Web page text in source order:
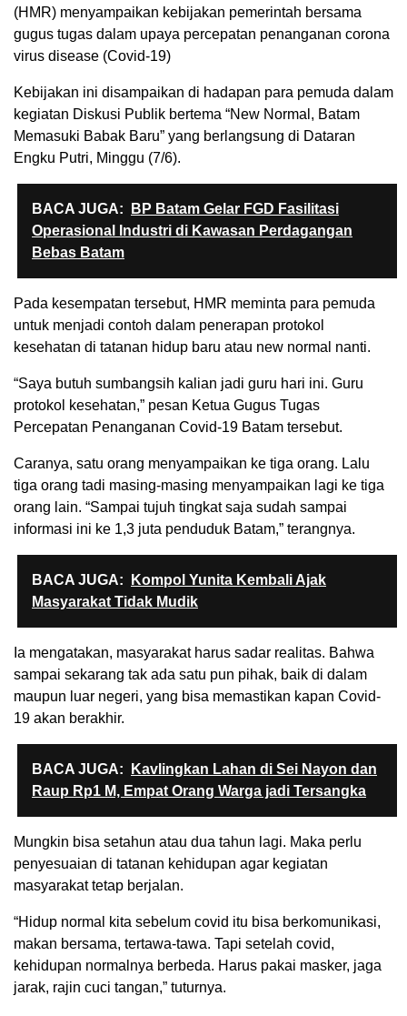
(HMR) menyampaikan kebijakan pemerintah bersama
gugus tugas dalam upaya percepatan penanganan corona
virus disease (Covid-19)
Kebijakan ini disampaikan di hadapan para pemuda dalam
kegiatan Diskusi Publik bertema “New Normal, Batam
Memasuki Babak Baru” yang berlangsung di Dataran
Engku Putri, Minggu (7/6).
BACA JUGA:
BP Batam Gelar FGD Fasilitasi
Operasional Industri di Kawasan Perdagangan
Bebas Batam
Pada kesempatan tersebut, HMR meminta para pemuda
untuk menjadi contoh dalam penerapan protokol
kesehatan di tatanan hidup baru atau new normal nanti.
“Saya butuh sumbangsih kalian jadi guru hari ini. Guru
protokol kesehatan,” pesan Ketua Gugus Tugas
Percepatan Penanganan Covid-19 Batam tersebut.
Caranya, satu orang menyampaikan ke tiga orang. Lalu
tiga orang tadi masing-masing menyampaikan lagi ke tiga
orang lain. “Sampai tujuh tingkat saja sudah sampai
informasi ini ke 1,3 juta penduduk Batam,” terangnya.
BACA JUGA:
Kompol Yunita Kembali Ajak
Masyarakat Tidak Mudik
Ia mengatakan, masyarakat harus sadar realitas. Bahwa
sampai sekarang tak ada satu pun pihak, baik di dalam
maupun luar negeri, yang bisa memastikan kapan Covid-
19 akan berakhir.
BACA JUGA:
Kavlingkan Lahan di Sei Nayon dan
Raup Rp1 M, Empat Orang Warga jadi Tersangka
Mungkin bisa setahun atau dua tahun lagi. Maka perlu
penyesuaian di tatanan kehidupan agar kegiatan
masyarakat tetap berjalan.
“Hidup normal kita sebelum covid itu bisa berkomunikasi,
makan bersama, tertawa-tawa. Tapi setelah covid,
kehidupan normalnya berbeda. Harus pakai masker, jaga
jarak, rajin cuci tangan,” tuturnya.